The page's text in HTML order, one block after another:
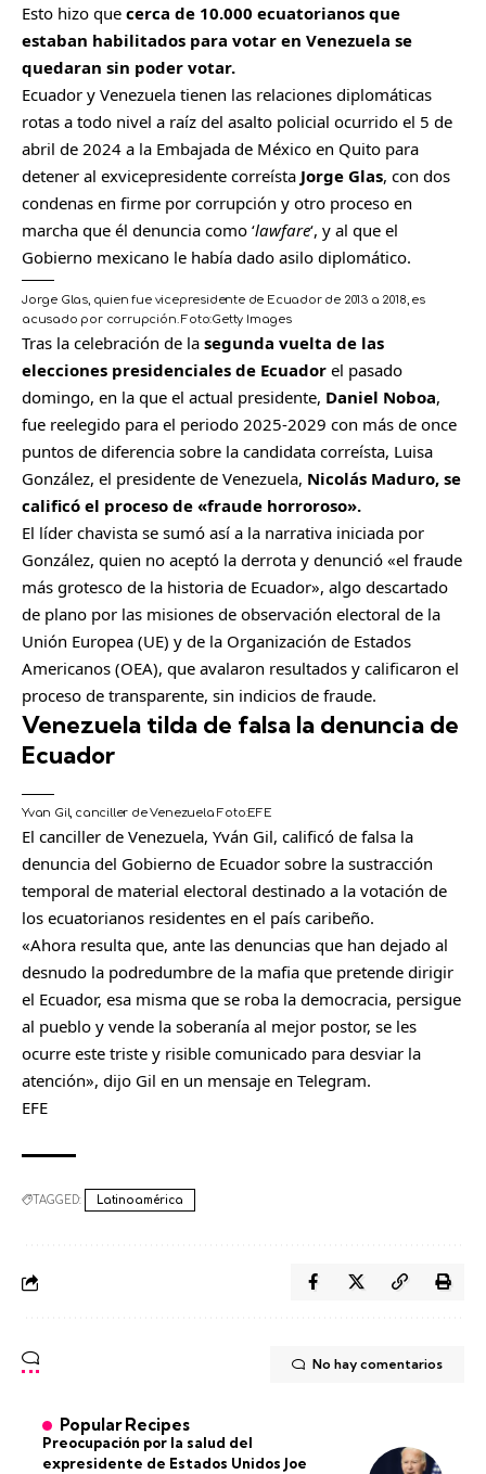
Esto hizo que cerca de 10.000 ecuatorianos que
estaban habilitados para votar en Venezuela se
quedaran sin poder votar.
Ecuador y Venezuela tienen las relaciones diplomáticas
rotas a todo nivel a raíz del asalto policial ocurrido el 5 de
abril de 2024 a la Embajada de México en Quito para
detener al exvicepresidente correísta Jorge Glas, con dos
condenas en firme por corrupción y otro proceso en
marcha que él denuncia como ‘lawfare‘, y al que el
Gobierno mexicano le había dado asilo diplomático.
Jorge Glas, quien fue vicepresidente de Ecuador de 2013 a 2018, es
acusado por corrupción. Foto:Getty Images
Tras la celebración de la segunda vuelta de las
elecciones presidenciales de Ecuador el pasado
domingo, en la que el actual presidente, Daniel Noboa,
fue reelegido para el periodo 2025-2029 con más de once
puntos de diferencia sobre la candidata correísta, Luisa
González, el presidente de Venezuela, Nicolás Maduro, se
calificó el proceso de «fraude horroroso».
El líder chavista se sumó así a la narrativa iniciada por
González, quien no aceptó la derrota y denunció «el fraude
más grotesco de la historia de Ecuador», algo descartado
de plano por las misiones de observación electoral de la
Unión Europea (UE) y de la Organización de Estados
Americanos (OEA), que avalaron resultados y calificaron el
proceso de transparente, sin indicios de fraude.
Venezuela tilda de falsa la denuncia de
Ecuador
Yvan Gil, canciller de Venezuela Foto:EFE
El canciller de Venezuela, Yván Gil, calificó de falsa la
denuncia del Gobierno de Ecuador sobre la sustracción
temporal de material electoral destinado a la votación de
los ecuatorianos residentes en el país caribeño.
«Ahora resulta que, ante las denuncias que han dejado al
desnudo la podredumbre de la mafia que pretende dirigir
el Ecuador, esa misma que se roba la democracia, persigue
al pueblo y vende la soberanía al mejor postor, se les
ocurre este triste y risible comunicado para desviar la
atención», dijo Gil en un mensaje en Telegram.
EFE
TAGGED: Latinoamérica
No hay comentarios
Popular Recipes
Preocupación por la salud del
expresidente de Estados Unidos Joe